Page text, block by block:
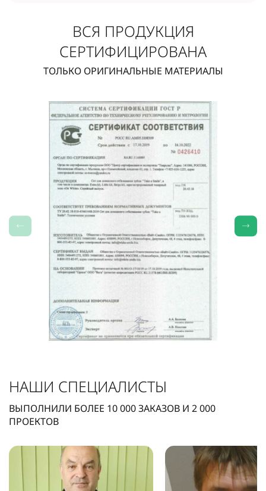
ВСЯ ПРОДУКЦИЯ
СЕРТИФИЦИРОВАНА
ТОЛЬКО ОРИГИНАЛЬНЫЕ МАТЕРИАЛЫ
НАШИ СПЕЦИАЛИСТЫ
ВЫПОЛНИЛИ БОЛЕЕ 10 000ЗАКАЗОВ И 2 000
ПРОЕКТОВ